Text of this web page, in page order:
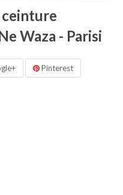
Waza - Parisi
Pinterest